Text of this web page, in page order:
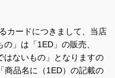
カードにつきまして、当店
」は「1ED」の販売、
はないもの」となりますの
商品名に（1ED）の記載の